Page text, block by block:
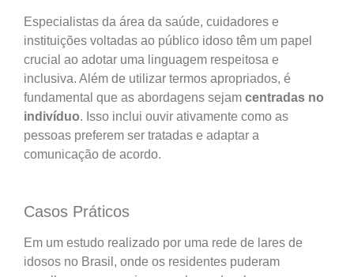
Especialistas da área da saúde, cuidadores e
instituições voltadas ao público idoso têm um papel
crucial ao adotar uma linguagem respeitosa e
inclusiva. Além de utilizar termos apropriados, é
fundamental que as abordagens sejam centradas no
indivíduo. Isso inclui ouvir ativamente como as
pessoas preferem ser tratadas e adaptar a
comunicação de acordo.
Casos Práticos
Em um estudo realizado por uma rede de lares de
idosos no Brasil, onde os residentes puderam